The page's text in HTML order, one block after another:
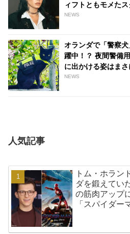
ィフトともモメた
とに
NEWS
オランダで「警察
躍中！？ 夜間警備
に出かける姿はま
450万回以上の再生
NEWS
人気記事
トム・ホラン
ダを鍛えてい
の筋肉アップ
「スパイダー